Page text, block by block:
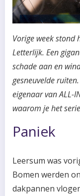
Vorige week stond
Letterlijk. Een
schade aan en
gesneuvelde
eigenaar van ALL-
waarom je het
Paniek
Leersum was
Bomen werden
dakpannen